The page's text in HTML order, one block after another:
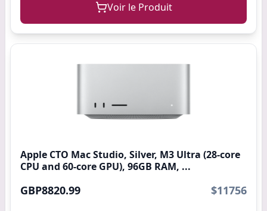
Voir le Produit
Apple CTO Mac Studio, Silver, M3 Ultra (28-core
CPU and 60-core GPU), 96GB RAM, ...
GBP8820.99 $11756